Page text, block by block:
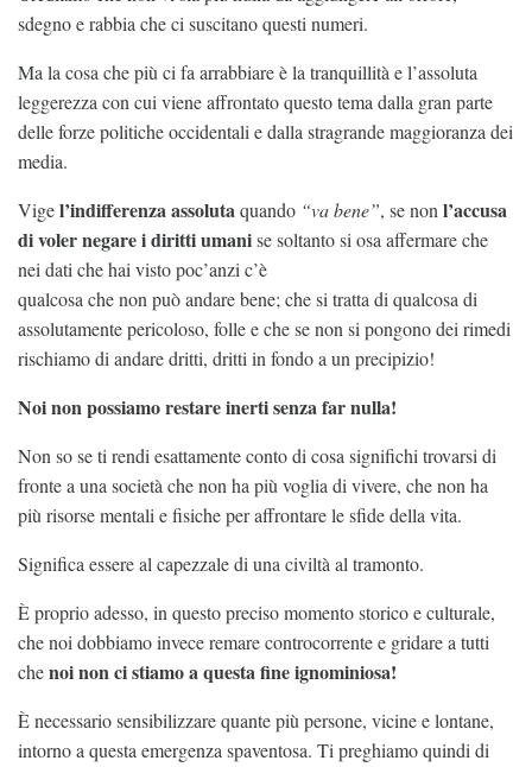
sdegno e rabbia che ci suscitano questi numeri.
Ma la cosa che più ci fa arrabbiare è la tranquillità e l’assoluta
leggerezza con cui viene affrontato questo tema dalla gran parte
delle forze politiche occidentali e dalla stragrande maggioranza dei
media.
Vigel’indifferenza assolutaquando “va bene”, se non l’accusa
di voler negare i diritti umanise soltanto si osa affermare che
nei dati che hai visto poc’anzi c’è
qualcosa che non può andare bene; che si tratta di qualcosa di
assolutamente pericoloso, folle e che se non si pongono dei rimedi
rischiamo di andare dritti, dritti in fondo a un precipizio!
Noi non possiamo restare inerti senza far nulla!
Non so se ti rendi esattamente conto di cosa significhi trovarsi di
fronte a una società che non ha più voglia di vivere, che non ha
più risorse mentali e fisiche per affrontare le sfide della vita.
Significa essere al capezzale di una civiltà al tramonto.
È proprio adesso, in questo preciso momento storico e culturale,
che noi dobbiamo invece remare controcorrente e gridare a tutti
chenoi non ci stiamo a questa fine ignominiosa!
È necessario sensibilizzare quante più persone, vicine e lontane,
intorno a questa emergenza spaventosa. Ti preghiamo quindi di